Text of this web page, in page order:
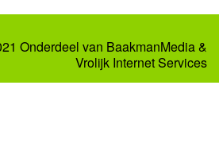
Onderdeel van BaakmanMedia&
Vrolijk Internet Services